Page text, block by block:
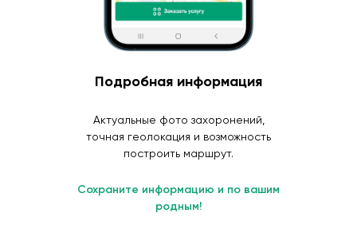
Подробная информация
Актуальные фото захоронений,
точная геолокация и возможность
построить маршрут.
Сохраните информацию и по вашим
родным!